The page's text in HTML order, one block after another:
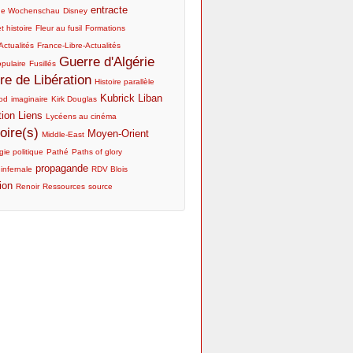
Wochenschau Disney entracte
histoire Fleur au fusil Formations
France-Libre-Actualités
Fusillés Guerre d'Algérie
de Libération Histoire parallèle
imaginaire Kirk Douglas Kubrick Liban
Liens Lycéens au cinéma
Middle-East Moyen-Orient
politique Pathé Paths of glory
propagande RDV Blois
Renoir Ressources source